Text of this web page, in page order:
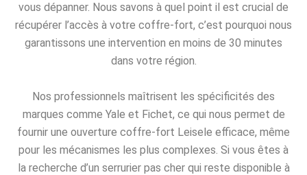
vous dépanner. Nous savons à quel point il est crucial de
récupérer l’accès à votre coffre-fort, c’est pourquoi nous
garantissons une intervention en moins de 30 minutes
dans votre région.
Nos professionnels maîtrisent les spécificités des
marques comme Yale et Fichet, ce qui nous permet de
fournir une ouverture coffre-fort Leisele efficace, même
pour les mécanismes les plus complexes. Si vous êtes à
la recherche d’un serrurier pas cher qui reste disponible à